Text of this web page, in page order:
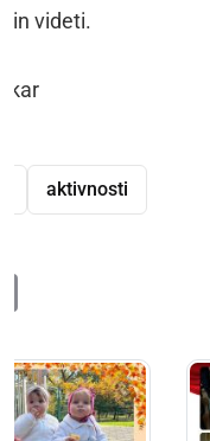
in videti.
aktivnosti